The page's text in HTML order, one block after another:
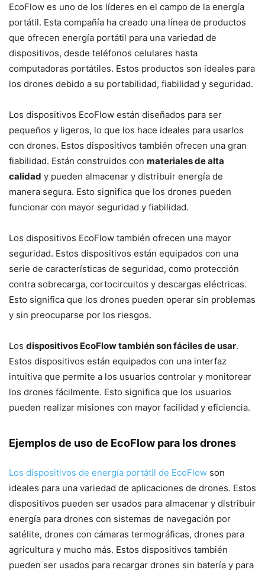
EcoFlow es uno de los líderes en el campo de la energía
portátil. Esta compañía ha creado una línea de productos
que ofrecen energía portátil para una variedad de
dispositivos, desde teléfonos celulares hasta
computadoras portátiles. Estos productos son ideales para
los drones debido a su portabilidad, fiabilidad y seguridad.
Los dispositivos EcoFlow están diseñados para ser
pequeños y ligeros, lo que los hace ideales para usarlos
con drones. Estos dispositivos también ofrecen una gran
fiabilidad. Están construidos con materiales de alta
calidad y pueden almacenar y distribuir energía de
manera segura. Esto significa que los drones pueden
funcionar con mayor seguridad y fiabilidad.
Los dispositivos EcoFlow también ofrecen una mayor
seguridad. Estos dispositivos están equipados con una
serie de características de seguridad, como protección
contra sobrecarga, cortocircuitos y descargas eléctricas.
Esto significa que los drones pueden operar sin problemas
y sin preocuparse por los riesgos.
Los dispositivos EcoFlow también son fáciles de usar.
Estos dispositivos están equipados con una interfaz
intuitiva que permite a los usuarios controlar y monitorear
los drones fácilmente. Esto significa que los usuarios
pueden realizar misiones con mayor facilidad y eficiencia.
Ejemplos de uso de EcoFlow para los drones
Los dispositivos de energía portátil de EcoFlow son
ideales para una variedad de aplicaciones de drones. Estos
dispositivos pueden ser usados para almacenar y distribuir
energía para drones con sistemas de navegación por
satélite, drones con cámaras termográficas, drones para
agricultura y mucho más. Estos dispositivos también
pueden ser usados para recargar drones sin batería y para